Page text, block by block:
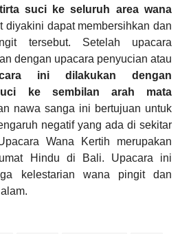
suci ke seluruh area wana
diyakini dapat membersihkan dan
tersebut. Setelah upacara
dengan upacara penyucian atau
ini dilakukan dengan
ke sembilan arah mata
nawa sanga ini bertujuan untuk
negatif yang ada di sekitar
Wana Kertih merupakan
Hindu di Bali. Upacara ini
kelestarian wana pingit dan